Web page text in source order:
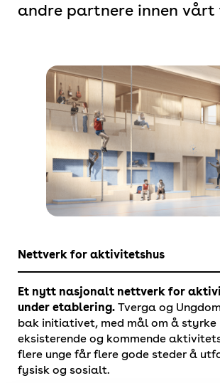
andre partnere innen
Nettverk for aktivitetshus
Et nytt nasjonalt nettverk for
under etablering. Tverga og
bak initiativet, med mål om å styrke
eksisterende og kommende
flere unge får flere gode steder å
fysisk og sosialt.